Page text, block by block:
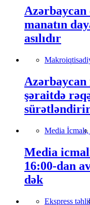
Azərbaycan
manatın
asılıdır
şəraitdə
Media İcmalı,
Media
16:00-dan
dək
Ekspress